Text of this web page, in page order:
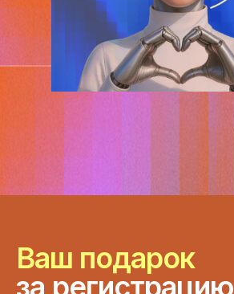
Ваш подарок
за регистрацию